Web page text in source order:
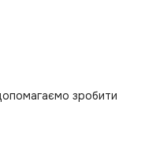
зробити